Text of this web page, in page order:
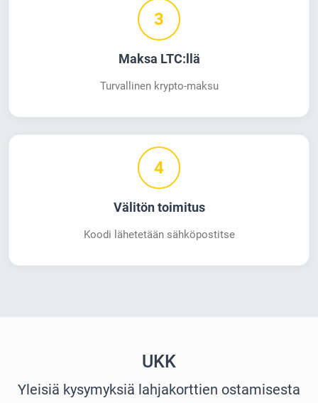
3
Maksa LTC:llä
Turvallinen krypto-maksu
4
Välitön toimitus
Koodi lähetetään sähköpostitse
UKK
Yleisiä kysymyksiä lahjakorttien ostamisesta